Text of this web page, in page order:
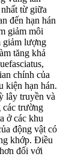
từ giữa
đến hạn hán
giảm môi
giảm lượng
tăng khả
chính của
kiện hạn hán.
lây truyền và
các trường
ở các khu
động vật có
khớp. Điều
đối với